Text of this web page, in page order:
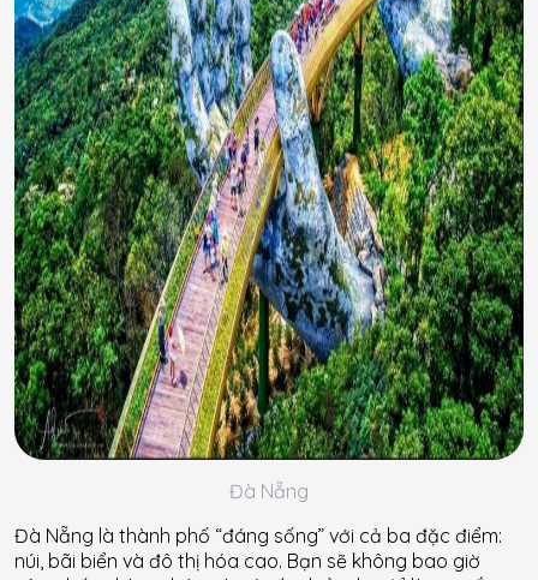
Đà Nẵng
Đà Nẵng là thành phố “đáng sống” với cả ba đặc điểm:
núi, bãi biển và đô thị hóa cao. Bạn sẽ không bao giờ